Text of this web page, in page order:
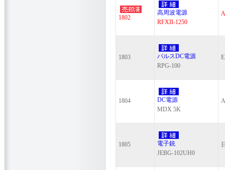
1802
高周波電源
RFXII-1250
1803
パルスDC電源
RPG-100
1804
DC電源
MDX 5K
1805
電子銃
JEBG-102UH0